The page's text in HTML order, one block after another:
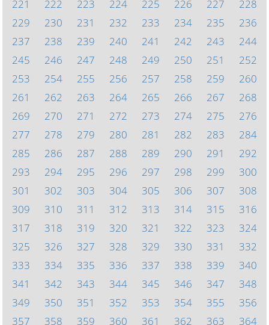
221
222 223 224 225 226 227
228
229
230 231 232 233 234 235
236
237
238 239 240 241 242 243
244
245
246 247 248 249 250 251
252
253
254 255 256 257 258 259
260
261
262 263 264 265 266 267
268
269
270 271 272 273 274 275
276
277
278 279 280 281 282 283
284
285
286 287 288 289 290 291
292
293
294 295 296 297 298 299
300
301
302 303 304 305 306 307
308
309
310 311 312 313 314 315
316
317
318 319 320 321 322 323
324
325
326 327 328 329 330 331
332
333
334 335 336 337 338 339
340
341
342 343 344 345 346 347
348
349
350 351 352 353 354 355
356
357
358 359 360 361 362 363 364